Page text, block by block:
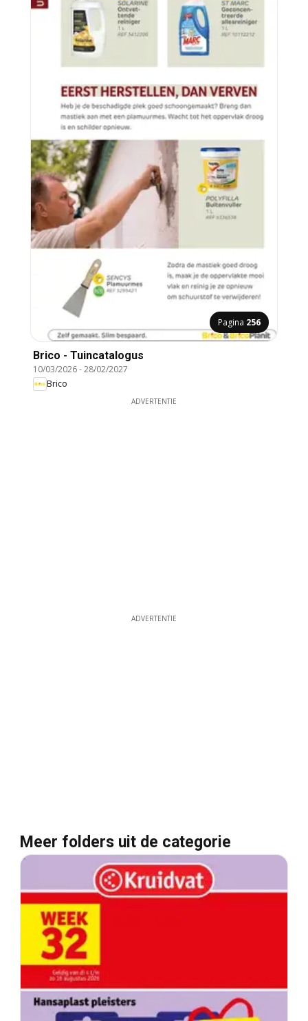
Pagina 256
Brico - Tuincatalogus
10/03/2026-28/02/2027
Brico
ADVERTENTIE
ADVERTENTIE
Meer folders uit de categorie